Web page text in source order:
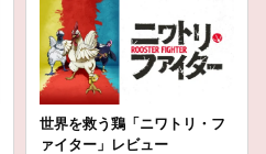
世界を救う鶏「ニワトリ・フ
ァイター」レビュー